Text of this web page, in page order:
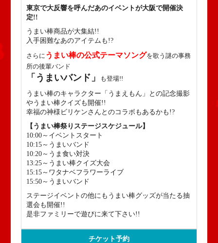
東京で大反響を呼んだあのイベントが大阪で開催決
定!!
うまい棒商品が大集結!!
入手困難なあのアイテムも!?
さらに うまい棒の公式テーマソングを歌う謎の事務
所の後輩バンド
「うまいバンド」 も登場!!
うまい棒のキャラクター「うまえもん」との記念撮影
やうまい棒クイズも開催!!
幸福の神様ビリケンさんとのコラボもあるかも!?
【うまい棒祭りステージスケジュール】
10:00～イベントスタート
10:15～うまいバンド
10:20～うま食い対決
13:25～うまい棒クイズ大会
15:15～ワタナベフラワーライブ
15:50～うまいバンド
ステージイベントの他にもうまい棒グッズが当たる抽
選会も開催!!
是非ファミリーで遊びに来て下さい!!
チケット予約